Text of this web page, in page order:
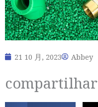
21 10 月, 2023 Abbey
compartilhar